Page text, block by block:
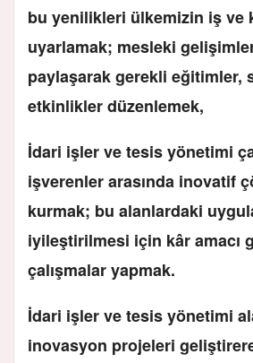
bu yenilikleri ülkemizin iş ve
uyarlamak; mesleki
paylaşarak gerekli eğitimler,
etkinlikler düzenlemek,
İdari işler ve tesis yönetimi
işverenler arasında inovatif
kurmak; bu alanlardaki
iyileştirilmesi için kâr amacı
çalışmalar yapmak.
İdari işler ve tesis yönetimi
inovasyon projeleri